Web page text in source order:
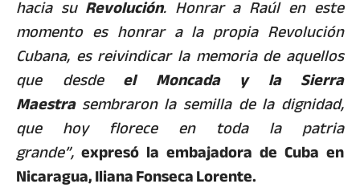
hacia suRevolución. Honrar a Raúl en este
momento es honrar a la propia Revolución
Cubana, es reivindicar la memoria de aquellos
que desdeel Moncada y la Sierra
Maestra sembraron la semilla de la dignidad,
que hoy florece en toda la patria
grande”, expresó la embajadora de Cuba en
Nicaragua, Iliana Fonseca Lorente.